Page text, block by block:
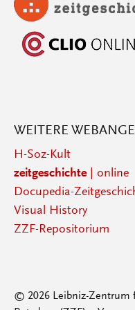
WEITERE
H-Soz-Kult
zeitgeschichte| online
Docupedia-
Visual History
ZZF-Repositorium
© 2026 Leibniz-Zentrum